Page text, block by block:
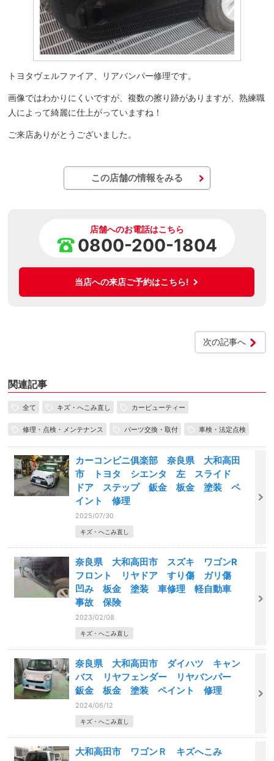
トヨタヴェルファイア、リアバンパー修理です。
画像ではわかりにくいですが、複数の擦り跡がありますが、熟練職
人によって綺麗に仕上がっていますね！
ご来店ありがとうございました。
この店舗の情報をみる
店舗へのお電話はこちら
0800-200-1804
当店への来店ご予約はこちら!
次の記事へ
関連記事
全て キズ・へこみ直し カービューティー
修理・点検・メンテナンス パーツ交換・取付 車検・法定点検
カーコンビニ俱楽部 奈良県 大和高田
市 トヨタ シエンタ 左 スライド
ドア ステップ 鈑金 板金 塗装 ペ
イント 修理
2025/07/30
キズ・へこみ直し
奈良県 大和高田市 スズキ ワゴンR
フロント リヤドア すり傷 ガリ傷
凹み 板金 塗装 車修理 軽自動車
事故 保険
2023/02/08
キズ・へこみ直し
奈良県 大和高田市 ダイハツ キャン
バス リヤフェンダー リヤバンパー
鈑金 板金 塗装 ペイント 修理
2024/06/12
キズ・へこみ直し
大和高田市 ワゴンＲ キズへこみ